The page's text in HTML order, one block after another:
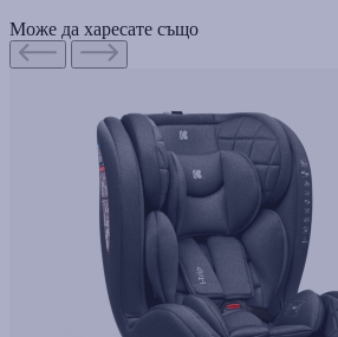
Може да харесате също